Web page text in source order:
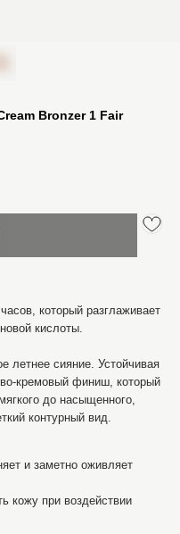
Bronzer 1 Fair
который разглаживает
кислоты.
летнее сияние. Устойчивая
кремовый финиш, который
до насыщенного,
контурный вид.
и заметно оживляет
кожу при воздействии